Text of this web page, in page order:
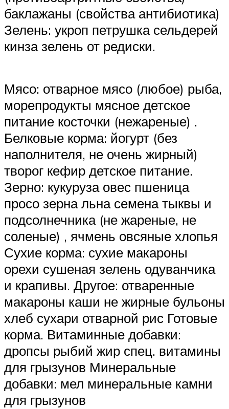
баклажаны (свойства антибиотика)
Зелень: укроп петрушка сельдерей
кинза зелень от редиски.
Мясо: отварное мясо (любое) рыба,
морепродукты мясное детское
питание косточки (нежареные) .
Белковые корма: йогурт (без
наполнителя, не очень жирный)
творог кефир детское питание.
Зерно: кукуруза овес пшеница
просо зерна льна семена тыквы и
подсолнечника (не жареные, не
соленые) , ячмень овсяные хлопья
Сухие корма: сухие макароны
орехи сушеная зелень одуванчика
и крапивы. Другое: отваренные
макароны каши не жирные бульоны
хлеб сухари отварной рис Готовые
корма. Витаминные добавки:
дропсы рыбий жир спец. витамины
для грызунов Минеральные
добавки: мел минеральные камни
для грызунов